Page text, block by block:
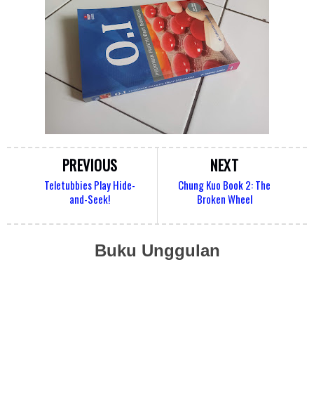
NEXT
Chung Kuo Book 2: The
Broken Wheel
PREVIOUS
Teletubbies Play Hide-
and-Seek!
Buku Unggulan